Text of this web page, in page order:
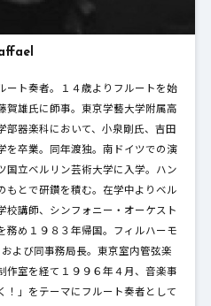
ト奏者。１４歳よりフルートを始
賀雄氏に師事。東京学藝大学附属高
部器楽科において、小泉剛氏、吉田
を卒業。同年渡独。南ドイツでの演
国立ベルリン芸術大学に入学。ハン
もとで研鑽を積む。在学中よりベル
校講師、シンフォニー・オーケスト
務め１９８３年帰国。フィルハーモ
よび同事務局長。東京室内管弦楽
作室を経て１９９６年４月、音楽事
！」をテーマにフルート奏者として